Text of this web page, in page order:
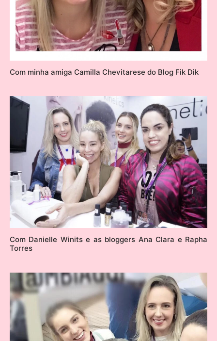
Com minha amiga Camilla Chevitarese do Blog Fik Dik
Com Danielle Winits e as bloggers Ana Clara e Rapha
Torres